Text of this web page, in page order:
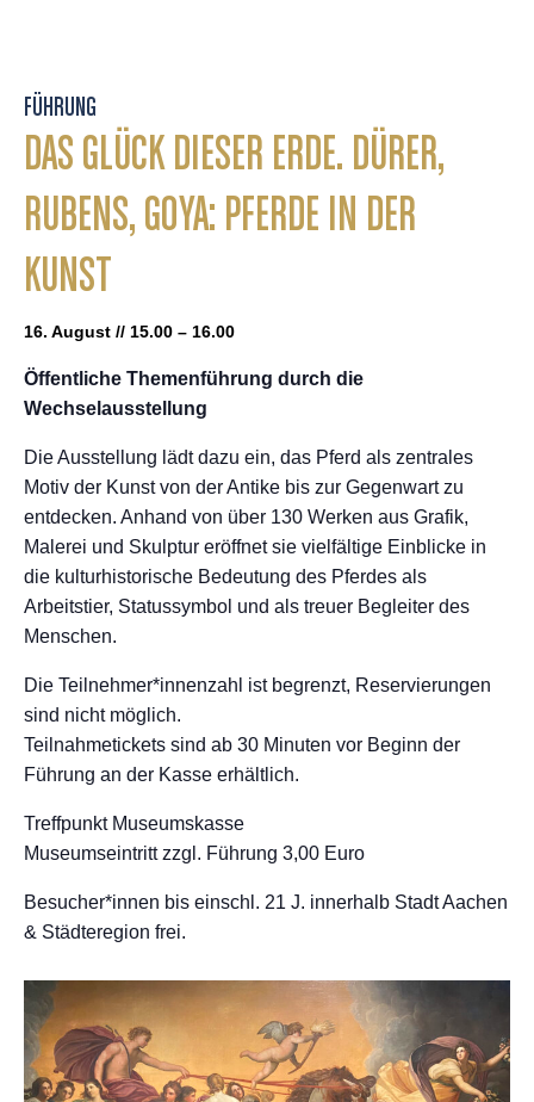
FÜHRUNG
DAS GLÜCK DIESER ERDE. DÜRER,
RUBENS, GOYA: PFERDE IN DER
KUNST
16. August // 15.00 – 16.00
Öffentliche Themenführung durch die
Wechselausstellung
Die Ausstellung lädt dazu ein, das Pferd als zentrales
Motiv der Kunst von der Antike bis zur Gegenwart zu
entdecken. Anhand von über 130 Werken aus Grafik,
Malerei und Skulptur eröffnet sie vielfältige Einblicke in
die kulturhistorische Bedeutung des Pferdes als
Arbeitstier, Statussymbol und als treuer Begleiter des
Menschen.
Die Teilnehmer*innenzahl ist begrenzt, Reservierungen
sind nicht möglich.
Teilnahmetickets sind ab 30 Minuten vor Beginn der
Führung an der Kasse erhältlich.
Treffpunkt Museumskasse
Museumseintritt zzgl. Führung 3,00 Euro
Besucher*innen bis einschl. 21 J. innerhalb Stadt Aachen
& Städteregion frei.